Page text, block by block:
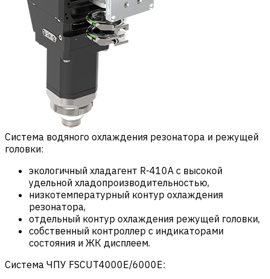
Система водяного охлаждения резонатора и режущей
головки:
экологичный хладагент R-410A с высокой
удельной хладопроизводительностью,
низкотемпературный контур охлаждения
резонатора,
отдельный контур охлаждения режущей головки,
собственный контроллер с индикаторами
состояния и ЖК дисплеем.
Система ЧПУ FSCUT4000E/6000E: